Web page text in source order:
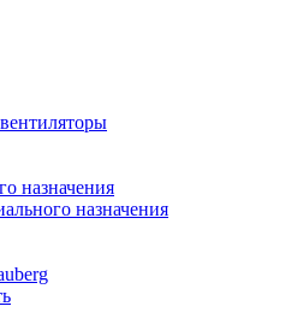
назначения
назначения